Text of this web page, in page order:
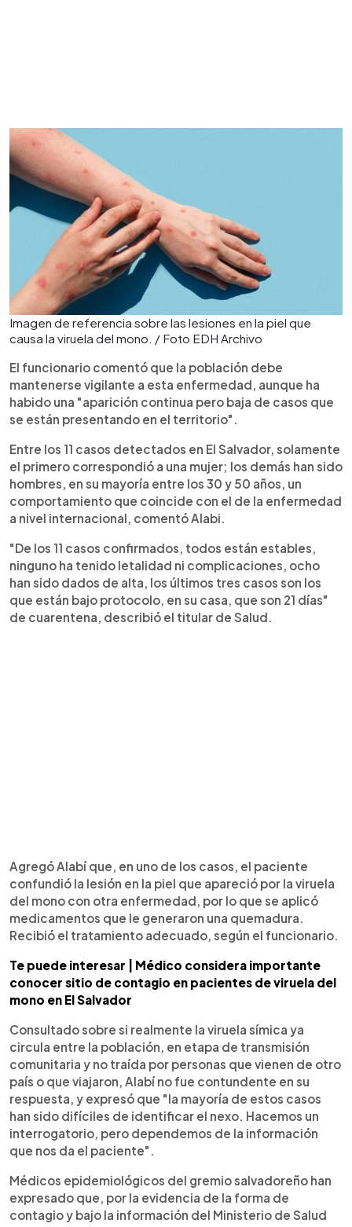
Imagen de referencia sobre las lesiones en la piel que
causa la viruela del mono. / Foto EDH Archivo
El funcionario comentó que la población debe
mantenerse vigilante a esta enfermedad, aunque ha
habido una "aparición continua pero baja de casos que
se están presentando en el territorio".
Entre los 11 casos detectados en El Salvador, solamente
el primero correspondió a una mujer; los demás han sido
hombres, en su mayoría entre los 30 y 50 años, un
comportamiento que coincide con el de la enfermedad
a nivel internacional, comentó Alabi.
"De los 11 casos confirmados, todos están estables,
ninguno ha tenido letalidad ni complicaciones, ocho
han sido dados de alta, los últimos tres casos son los
que están bajo protocolo, en su casa, que son 21 días"
de cuarentena, describió el titular de Salud.
Agregó Alabí que, en uno de los casos, el paciente
confundió la lesión en la piel que apareció por la viruela
del mono con otra enfermedad, por lo que se aplicó
medicamentos que le generaron una quemadura.
Recibió el tratamiento adecuado, según el funcionario.
Te puede interesar | Médico considera importante
conocer sitio de contagio en pacientes de viruela del
mono en El Salvador
Consultado sobre si realmente la viruela símica ya
circula entre la población, en etapa de transmisión
comunitaria y no traída por personas que vienen de otro
país o que viajaron, Alabí no fue contundente en su
respuesta, y expresó que "la mayoría de estos casos
han sido difíciles de identificar el nexo. Hacemos un
interrogatorio, pero dependemos de la información
que nos da el paciente".
Médicos epidemiológicos del gremio salvadoreño han
expresado que, por la evidencia de la forma de
contagio y bajo la información del Ministerio de Salud